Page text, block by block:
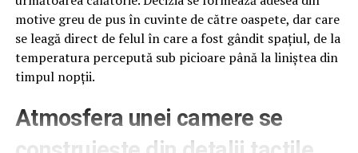
(prin delegarea unei atribuţii ce
aparţine în exclusivitate
legiuitorului, către un membru al
Guvernului), precum şi art. 1
motive greu de pus în cuvinte de către oaspete, dar care
se leagă direct de felul în care a fost gândit spațiul, de la
temperatura percepută sub picioare până la liniștea din
timpul nopții.
Atmosfera unei camere se